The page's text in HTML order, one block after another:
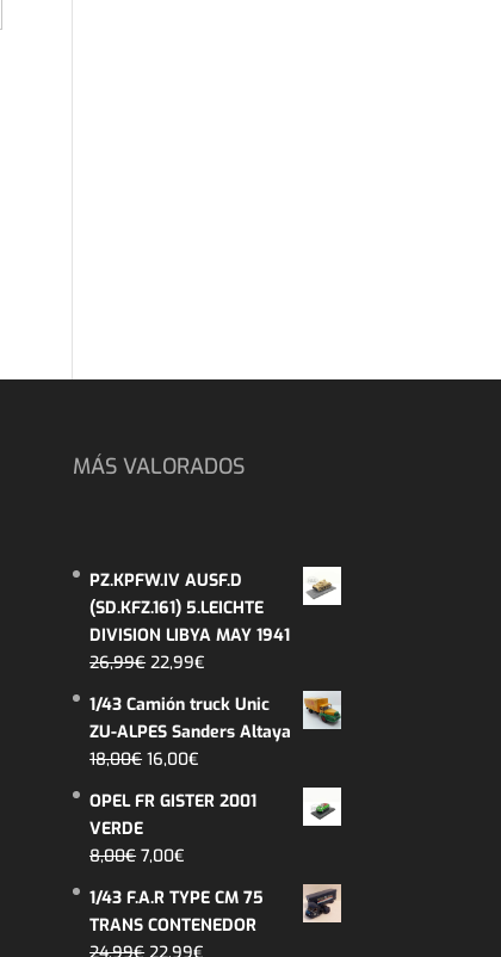
MÁS VALORADOS
PZ.KPFW.IV AUSF.D
(SD.KFZ.161) 5.LEICHTE
DIVISION LIBYA MAY 1941
26,99€ El
original
era:
26,99€.
22,99€
actual
es:
1/43 Camión truck Unic
ZU-ALPES Sanders Altaya
18,00€ El
original
18,00€.
16,00€
actual
OPEL FR GISTER 2001
VERDE
8,00€ El
original
era:
7,00€
actual
es:
1/43 F.A.R TYPE CM 75
TRANS CONTENEDOR
El